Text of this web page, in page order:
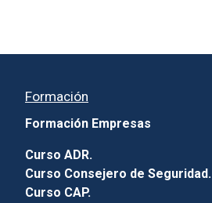
Formación
Formación Empresas
Curso ADR.
Curso Consejero de Seguridad.
Curso CAP.